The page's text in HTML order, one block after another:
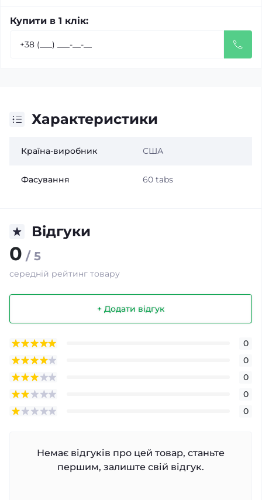
Купити в 1 клік:
Характеристики
Країна-виробник США
Фасування 60 tabs
Відгуки
0 / 5
середній рейтинг товару
+ Додати відгук
0
0
0
0
0
Немає відгуків про цей товар, станьте
першим, залиште свій відгук.